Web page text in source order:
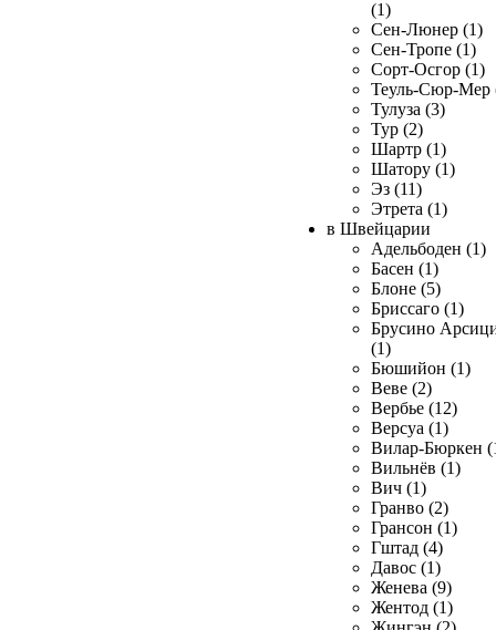
(1)
Сен-Люнер (1)
Сен-Тропе (1)
Сорт-Осгор (1)
Теуль-Сюр-Мер
Тулуза (3)
Тур (2)
Шартр (1)
Шатору (1)
Эз (11)
Этрета (1)
в Швейцарии
Адельбоден (1)
Басен (1)
Блоне (5)
Бриссаго (1)
Брусино
(1)
Бюшийон (1)
Веве (2)
Вербье (12)
Версуа (1)
Вилар-Бюркен
Вильнёв (1)
Вич (1)
Гранво (2)
Грансон (1)
Гштад (4)
Давос (1)
Женева (9)
Жентод (1)